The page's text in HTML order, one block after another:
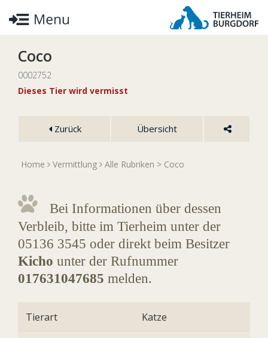
Coco
0002752
Dieses Tier wird vermisst
Zurück Übersicht
Home Vermittlung Alle Rubriken > Coco
Bei Informationen über dessen
Verbleib, bitte im Tierheim unter der
05136 3545 oder direkt beim Besitzer
Kicho unter der Rufnummer
017631047685 melden.
Tierart Katze